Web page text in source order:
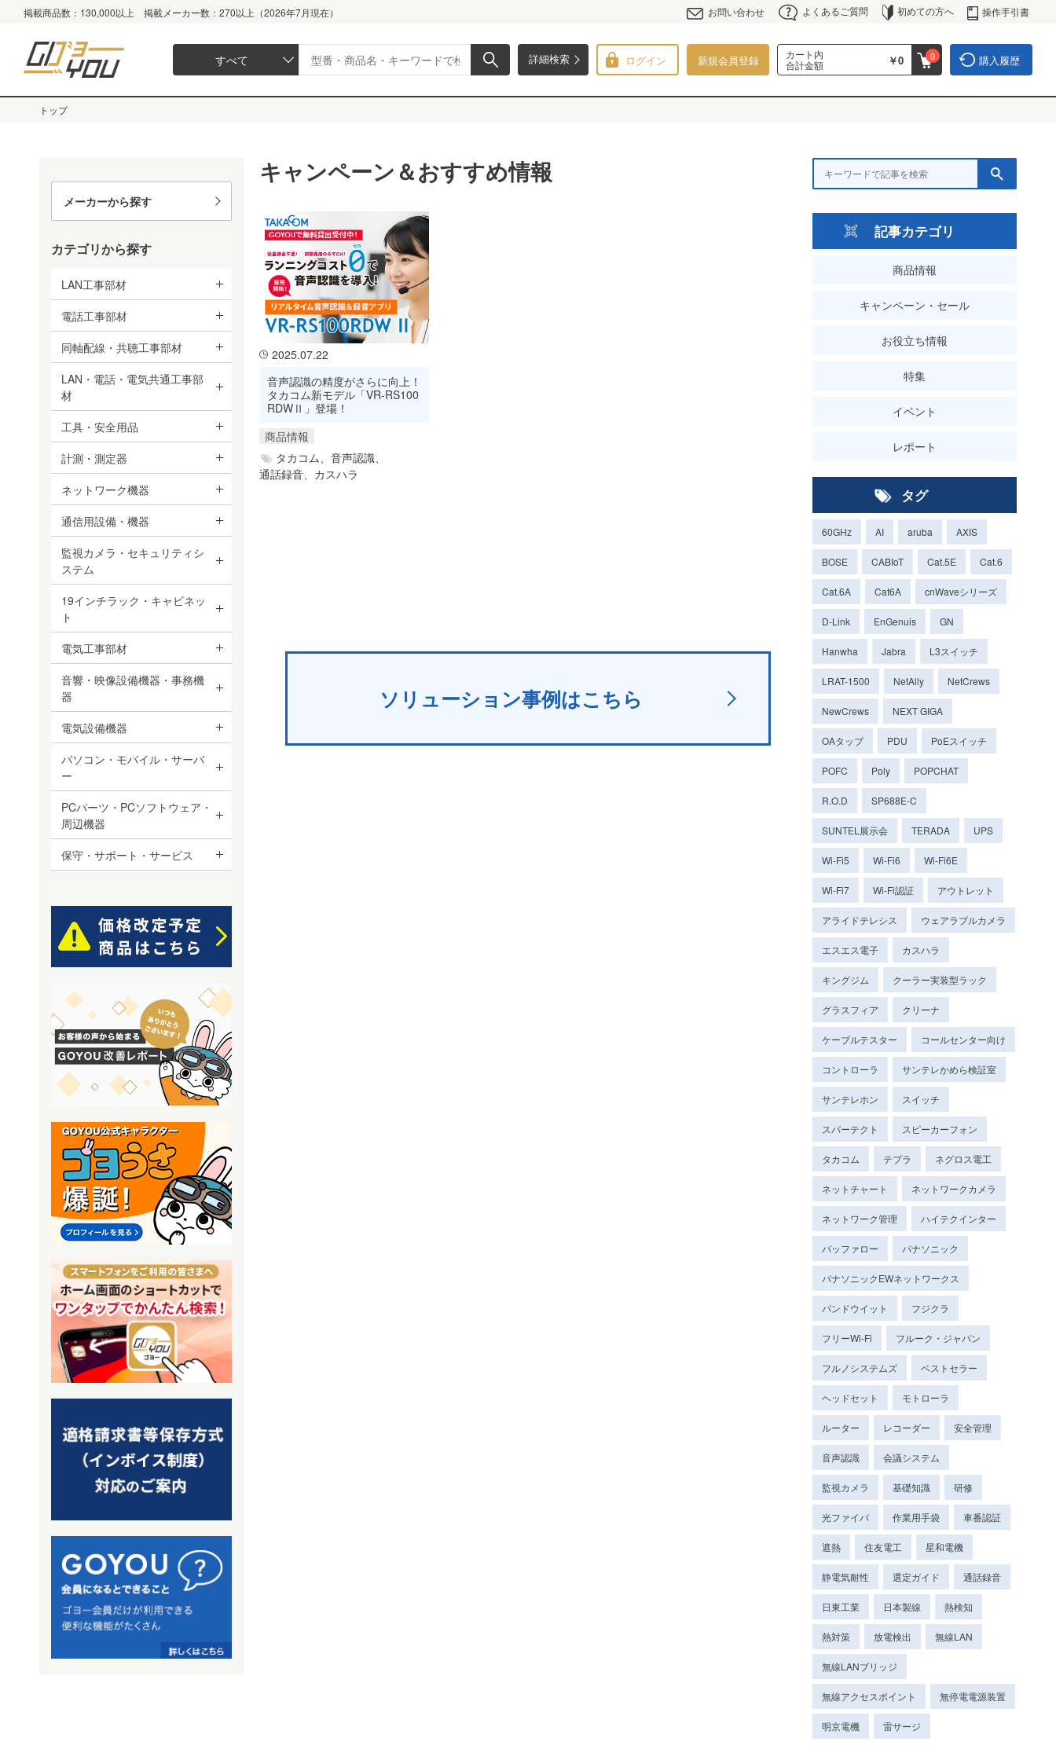
掲載商品数：130,000以上 掲載メーカー数：270以上（2026年7月現在） お問い合わせ よくあるご質問 初めての方へ 操作手引書
詳細検索
すべて ログイン 新規会員登録
カート内
合計金額
￥0 0 購入履歴
トップ
メーカーから探す
カテゴリから探す
LAN工事部材
電話工事部材
同軸配線・共聴工事部材
LAN・電話・電気共通工事部
材
工具・安全用品
計測・測定器
ネットワーク機器
通信用設備・機器
監視カメラ・セキュリティシ
ステム
19インチラック・キャビネッ
ト
電気工事部材
音響・映像設備機器・事務機
器
電気設備機器
パソコン・モバイル・サーバ
ー
PCパーツ・PCソフトウェア・
周辺機器
保守・サポート・サービス
キャンペーン＆おすすめ情報
2025.07.22
音声認識の精度がさらに向上！
タカコム新モデル「VR-RS100
RDWⅡ」登場！
商品情報
タカコム、 音声認識、
通話録音、 カスハラ
ソリューション事例はこちら
記事カテゴリ
商品情報
キャンペーン・セール
お役立ち情報
特集
イベント
レポート
タグ
60GHz AI aruba AXIS
BOSE CABIoT Cat.5E Cat.6
Cat.6A Cat6A cnWaveシリーズ
D-Link EnGenuis GN
Hanwha Jabra L3スイッチ
LRAT-1500 NetAlly NetCrews
NewCrews NEXT GIGA
OAタップ PDU PoEスイッチ
POFC Poly POPCHAT
R.O.D SP688E-C
SUNTEL展示会 TERADA UPS
Wi-Fi5 Wi-Fi6 Wi-Fi6E
Wi-Fi7 Wi-Fi認証 アウトレット
アライドテレシス ウェアラブルカメラ
エスエス電子 カスハラ
キングジム クーラー実装型ラック
グラスフィア クリーナ
ケーブルテスター コールセンター向け
コントローラ サンテレかめら検証室
サンテレホン スイッチ
スパーテクト スピーカーフォン
タカコム テプラ ネグロス電工
ネットチャート ネットワークカメラ
ネットワーク管理 ハイテクインター
バッファロー パナソニック
パナソニックEWネットワークス
パンドウイット フジクラ
フリーWi-Fi フルーク・ジャパン
フルノシステムズ ベストセラー
ヘッドセット モトローラ
ルーター レコーダー 安全管理
音声認識 会議システム
監視カメラ 基礎知識 研修
光ファイバ 作業用手袋 車番認証
遮熱 住友電工 星和電機
静電気耐性 選定ガイド 通話録音
日東工業 日本製線 熱検知
熱対策 放電検出 無線LAN
無線LANブリッジ
無線アクセスポイント 無停電電源装置
明京電機 雷サージ